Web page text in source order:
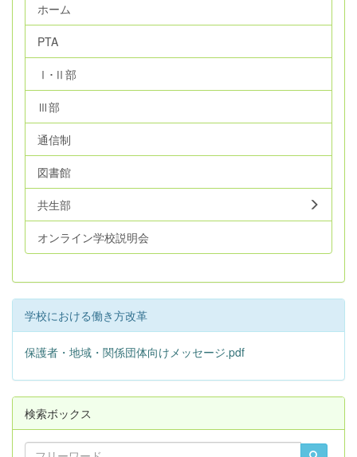
ホーム
PTA
Ⅰ･Ⅱ部
Ⅲ部
通信制
図書館
共生部
オンライン学校説明会
学校における働き方改革
保護者・地域・関係団体向けメッセージ.pdf
検索ボックス